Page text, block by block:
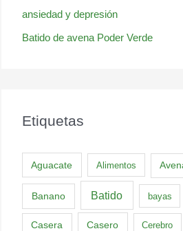
ansiedad y depresión
Batido de avena Poder Verde
Etiquetas
Aguacate Alimentos
Banano Batido bayas
Casera Casero Cerebro